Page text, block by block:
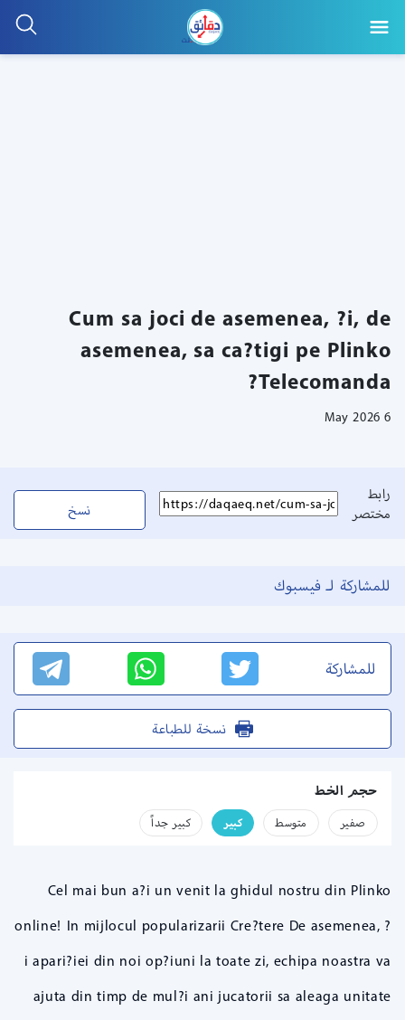
Cum sa joci de asemenea, ?i, de
asemenea, sa ca?tigi pe Plinko
Telecomanda?
6 May 2026
رابط
مختصر
نسخ
للمشاركة لـ فيسبوك
للمشاركة
نسخة للطباعة
حجم الخط
صفير متوسط كبير كبير جداً
Cel mai bun a?i un venit la ghidul nostru din Plinko
online! In mijlocul popularizarii Cre?tere De asemenea, ?
i apari?iei din noi op?iuni la toate zi, echipa noastra va
ajuta din timp de mul?i ani jucatorii sa aleaga unitate